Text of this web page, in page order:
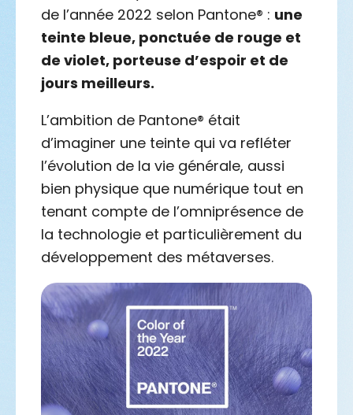
de l’année 2022 selon Pantone® : une
teinte bleue, ponctuée de rouge et
de violet, porteuse d’espoir et de
jours meilleurs.
L’ambition de Pantone® était
d’imaginer une teinte qui va refléter
l’évolution de la vie générale, aussi
bien physique que numérique tout en
tenant compte de l’omniprésence de
la technologie et particulièrement du
développement des métaverses.